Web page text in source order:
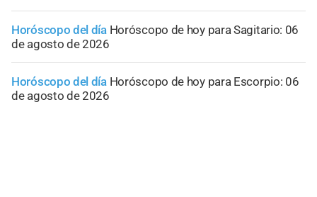
Horóscopo del día Horóscopo de hoy para Sagitario: 06
de agosto de 2026
Horóscopo del día Horóscopo de hoy para Escorpio: 06
de agosto de 2026